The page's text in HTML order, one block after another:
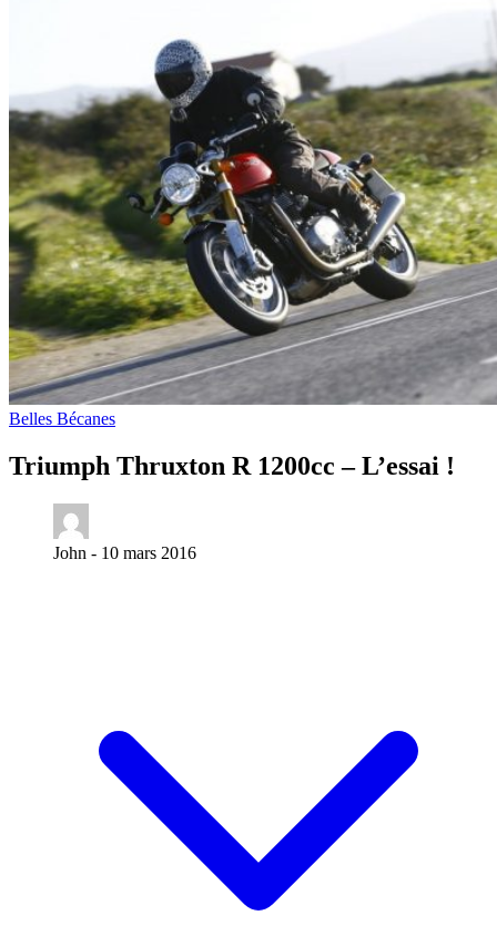
Belles Bécanes
Triumph Thruxton R 1200cc – L’essai !
John - 10 mars 2016